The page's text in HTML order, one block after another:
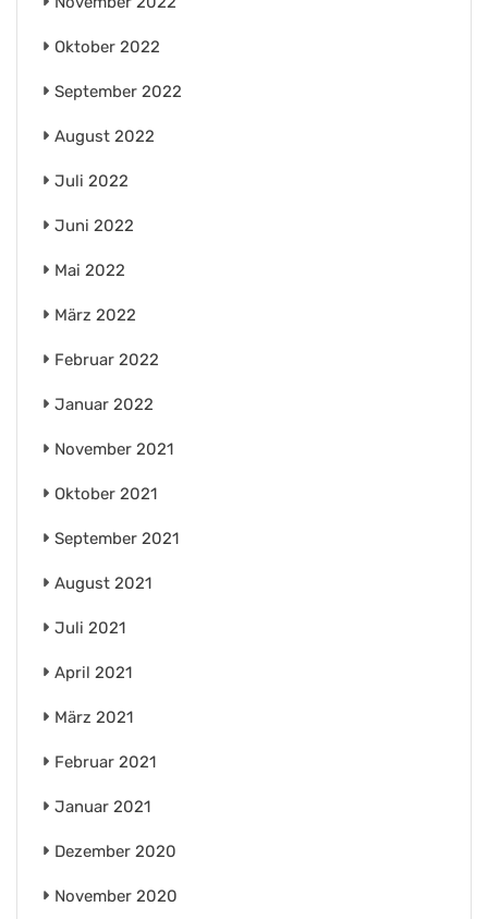
Oktober 2022
September 2022
August 2022
Juli 2022
Juni 2022
Mai 2022
März 2022
Februar 2022
Januar 2022
November 2021
Oktober 2021
September 2021
August 2021
Juli 2021
April 2021
März 2021
Februar 2021
Januar 2021
Dezember 2020
November 2020